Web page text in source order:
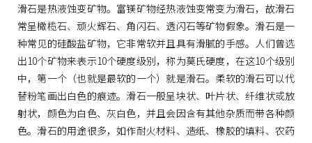
滑石是热液蚀变矿物。富镁矿物经热液蚀变常变为滑石，故滑石
常呈橄榄石、顽火辉石、角闪石、透闪石等矿物假象。滑石是一
种常见的硅酸盐矿物，它非常软并且具有滑腻的手感。人们曾选
出10个矿物来表示10个硬度级别，称为莫氏硬度，在这10个级别
中，第一个（也就是最软的一个）就是滑石。柔软的滑石可以代
替粉笔画出白色的痕迹。滑石一般呈块状、叶片状、纤维状或放
射状，颜色为白色、灰白色，并且会因含有其他杂质而带各种颜
色。滑石的用途很多，如作耐火材料、造纸、橡胶的填料、农药